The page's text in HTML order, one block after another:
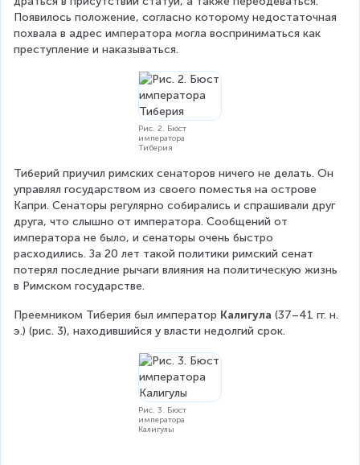
Появилось положение, согласно которому недостаточная
похвала в адрес императора могла восприниматься как
преступление и наказываться.
Рис. 2. Бюст
императора
Тиберия
Тиберий приучил римских сенаторов ничего не делать. Он
управлял государством из своего поместья на острове
Капри. Сенаторы регулярно собирались и спрашивали друг
друга, что слышно от императора. Сообщений от
императора не было, и сенаторы очень быстро
расходились. За 20 лет такой политики римский сенат
потерял последние рычаги влияния на политическую жизнь
в Римском государстве.
Преемником Тиберия был император Калигула (37–41 гг. н.
э.) (рис. 3), находившийся у власти недолгий срок.
Рис. 3. Бюст
императора
Калигулы